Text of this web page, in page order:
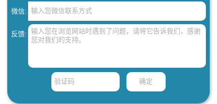
微信:
反馈: